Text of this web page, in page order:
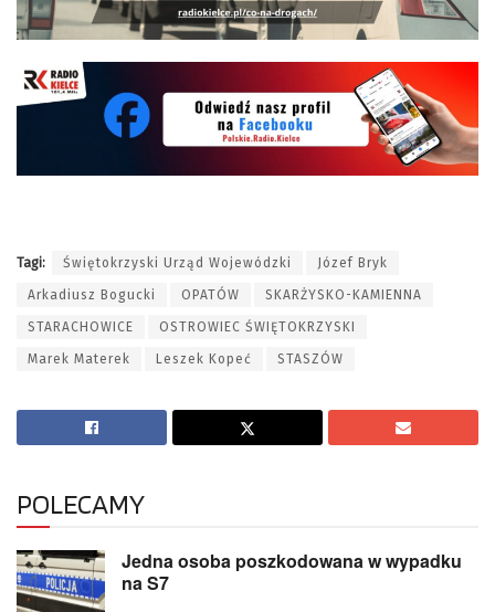
Tagi: Świętokrzyski Urząd Wojewódzki Józef Bryk
Arkadiusz Bogucki OPATÓW SKARŻYSKO-KAMIENNA
STARACHOWICE OSTROWIEC ŚWIĘTOKRZYSKI
Marek Materek Leszek Kopeć STASZÓW
POLECAMY
Jedna osoba poszkodowana w wypadku
na S7